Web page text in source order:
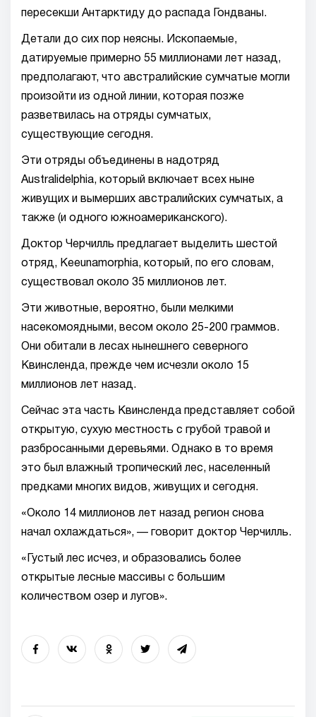
пересекши Антарктиду до распада Гондваны.
Детали до сих пор неясны. Ископаемые,
датируемые примерно 55 миллионами лет назад,
предполагают, что австралийские сумчатые могли
произойти из одной линии, которая позже
разветвилась на отряды сумчатых,
существующие сегодня.
Эти отряды объединены в надотряд
Australidelphia, который включает всех ныне
живущих и вымерших австралийских сумчатых, а
также (и одного южноамериканского).
Доктор Черчилль предлагает выделить шестой
отряд, Keeunamorphia, который, по его словам,
существовал около 35 миллионов лет.
Эти животные, вероятно, были мелкими
насекомоядными, весом около 25-200 граммов.
Они обитали в лесах нынешнего северного
Квинсленда, прежде чем исчезли около 15
миллионов лет назад.
Сейчас эта часть Квинсленда представляет собой
открытую, сухую местность с грубой травой и
разбросанными деревьями. Однако в то время
это был влажный тропический лес, населенный
предками многих видов, живущих и сегодня.
«Около 14 миллионов лет назад регион снова
начал охлаждаться», — говорит доктор Черчилль.
«Густый лес исчез, и образовались более
открытые лесные массивы с большим
количеством озер и лугов».